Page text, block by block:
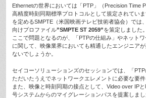
Ethernetの世界においては「PTP」（Precision Time
高精度時刻同期標準プロトコルとして規定されてい
を定めるSMPTE（米国映画テレビ技術者協会）では
向けプロファイル”SMPTE ST 2059”を策定しました。
ここで問題となるのが、「PTPの仕組み」やネット
に関して、映像業界においても精通したエンジニア
ないでしょうか。
セイコーソリューションズのセッションでは、「
ただいたうえでネットワークエレメントに必要な要件
また、映像と時刻同期の接点として、Video over IP
号システムからのマイグレーションパスを提案しま